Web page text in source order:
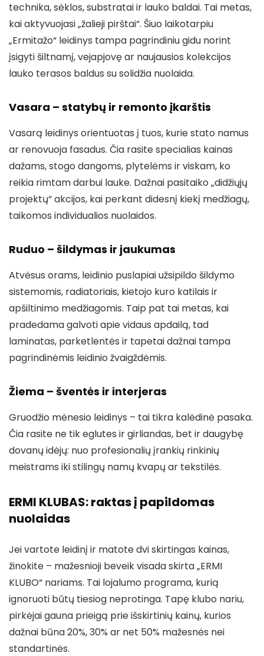
technika, sėklos, substratai ir lauko baldai. Tai metas,
kai aktyvuojasi „žalieji pirštai“. Šiuo laikotarpiu
„Ermitažo“ leidinys tampa pagrindiniu gidu norint
įsigyti šiltnamį, vejapjovę ar naujausios kolekcijos
lauko terasos baldus su solidžia nuolaida.
Vasara – statybų ir remonto įkarštis
Vasarą leidinys orientuotas į tuos, kurie stato namus
ar renovuoja fasadus. Čia rasite specialias kainas
dažams, stogo dangoms, plytelėms ir viskam, ko
reikia rimtam darbui lauke. Dažnai pasitaiko „didžiųjų
projektų“ akcijos, kai perkant didesnį kiekį medžiagų,
taikomos individualios nuolaidos.
Ruduo – šildymas ir jaukumas
Atvėsus orams, leidinio puslapiai užsipildo šildymo
sistemomis, radiatoriais, kietojo kuro katilais ir
apšiltinimo medžiagomis. Taip pat tai metas, kai
pradedama galvoti apie vidaus apdailą, tad
laminatas, parketlentės ir tapetai dažnai tampa
pagrindinėmis leidinio žvaigždėmis.
Žiema – šventės ir interjeras
Gruodžio mėnesio leidinys – tai tikra kalėdinė pasaka.
Čia rasite ne tik eglutes ir girliandas, bet ir daugybę
dovanų idėjų: nuo profesionalių įrankių rinkinių
meistrams iki stilingų namų kvapų ar tekstilės.
ERMI KLUBAS: raktas į papildomas
nuolaidas
Jei vartote leidinį ir matote dvi skirtingas kainas,
žinokite – mažesnioji beveik visada skirta „ERMI
KLUBO“ nariams. Tai lojalumo programa, kurią
ignoruoti būtų tiesiog neprotinga. Tapę klubo nariu,
pirkėjai gauna prieigą prie išskirtinių kainų, kurios
dažnai būna 20%, 30% ar net 50% mažesnės nei
standartinės.